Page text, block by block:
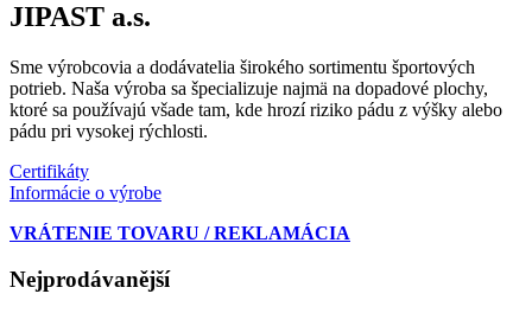
JIPAST a.s.
Sme výrobcovia a dodávatelia širokého sortimentu športových
potrieb. Naša výroba sa špecializuje najmä na dopadové plochy,
ktoré sa používajú všade tam, kde hrozí riziko pádu z výšky alebo
pádu pri vysokej rýchlosti.
Certifikáty
Informácie o výrobe
VRÁTENIE TOVARU / REKLAMÁCIA
Nejprodávanější